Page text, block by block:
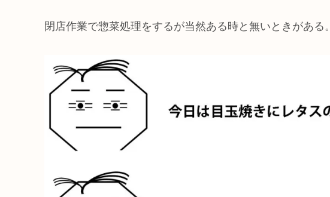
閉店作業で惣菜処理をするが当然ある時と無いときがある。